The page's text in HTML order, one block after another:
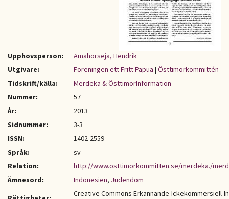
Upphovsperson:
Amahorseja, Hendrik
Utgivare:
Föreningen ett Fritt Papua | Östtimorkommittén
Tidskrift/källa:
Merdeka & ÖsttimorInformation
Nummer:
57
År:
2013
Sidnummer:
3-3
ISSN:
1402-2559
Språk:
sv
Relation:
http://www.osttimorkommitten.se/merdeka./
Ämnesord:
Indonesien, Judendom
Creative Commons Erkännande-Ickekommersiell-